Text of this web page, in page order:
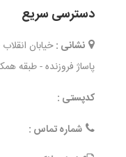
دسترسی سریع
نشانی : خیابان
پاساژ فروزنده - طبقه
کدپستی :
شماره تماس :